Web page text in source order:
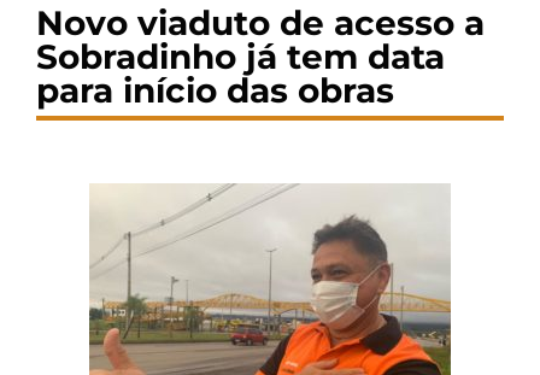
Novo viaduto de acesso a
Sobradinho já tem data
para início das obras